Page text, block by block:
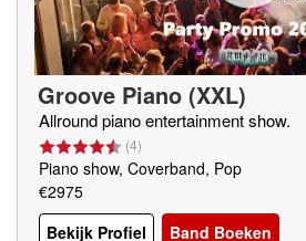
Groove Piano (XXL)
Allround piano entertainment show.
(4)
Piano show, Coverband, Pop
€2975
Bekijk Profiel
Band Boeken